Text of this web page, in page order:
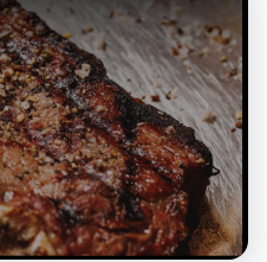
Play